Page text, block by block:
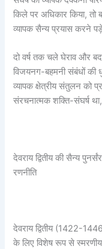
किले पर अधिकार किया, तो
व्यापक सैन्य प्रयास करने
दो वर्ष तक चले घेराव और
विजयनग-बहमनी संबंधों की
व्यापक क्षेत्रीय संतुलन को
संरचनात्मक शक्ति-संघर्ष
देवराय द्वितीय की सैन्य
रणनीति
देवराय द्वितीय (1422-
के लिए विशेष रूप से स्मरणीय